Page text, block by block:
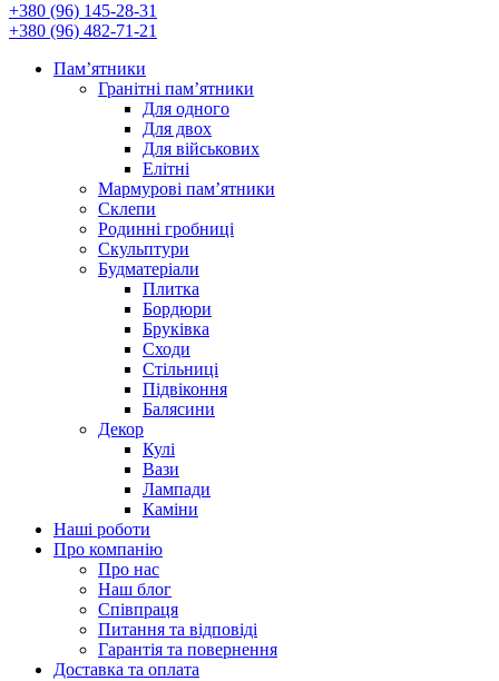
+380 (96) 145-28-31
+380 (96) 482-71-21
Памʼятники
Гранітні пам’ятники
Для одного
Для двох
Для військових
Елітні
Мармурові пам’ятники
Склепи
Родинні гробниці
Скульптури
Будматеріали
Плитка
Бордюри
Бруківка
Сходи
Стільниці
Підвіконня
Балясини
Декор
Кулі
Вази
Лампади
Каміни
Наші роботи
Про компанію
Про нас
Наш блог
Співпраця
Питання та відповіді
Гарантія та повернення
Доставка та оплата